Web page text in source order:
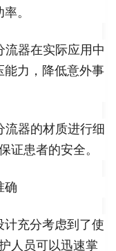
。
流器在实际应用中
能力，降低意外事
器的材质进行细
证患者的安全。
确
计充分考虑到了使
人员可以迅速掌